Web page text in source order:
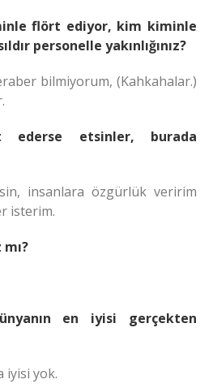
flört ediyor, kim kiminle
personelle yakınlığınız?
bilmiyorum, (Kahkahalar.)
ederse etsinler, burada
insanlara özgürlük veririm
isterim.
en iyisi gerçekten
iyisi yok.